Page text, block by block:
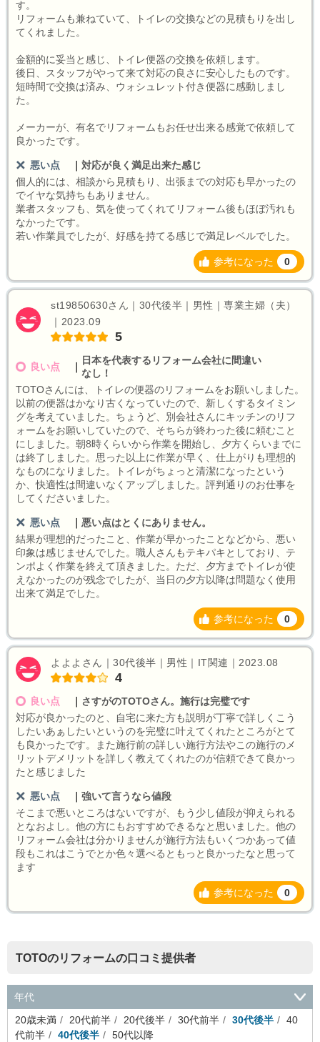
す。
リフォームも兼ねていて、トイレの交換などの見積もりを出し
てくれました。
金額的に妥当と感じ、トイレ便器の交換を依頼します。
後日、スタッフがやって来て対応の良さに安心したものです。
短時間で交換は済み、ウォシュレット付き便器に感動しまし
た。
メーカーが、有名でリフォームもお任せ出来る感覚で依頼して
良かったです。
悪い点
対応が良く満足出来た感じ
個人的には、相談から見積もり、出張までの対応も早かったの
でイヤな気持ちもありません。
業者スタッフも、気を使ってくれてリフォーム後もほぼ汚れも
なかったです。
若い作業員でしたが、好感を持てる感じで満足レベルでした。
参考になった 0
st19850630さん｜30代後半｜男性｜専業主婦（夫）
｜2023.09
5
良い点
日本を代表するリフォーム会社に間違い
なし！
TOTOさんには、トイレの便器のリフォームをお願いしました。
以前の便器はかなり古くなっていたので、新しくするタイミン
グを考えていました。ちょうど、別会社さんにキッチンのリフ
ォームをお願いしていたので、そちらが終わった後に頼むこと
にしました。朝8時くらいから作業を開始し、夕方くらいまでに
は終了しました。思った以上に作業が早く、仕上がりも理想的
なものになりました。トイレがちょっと清潔になったという
か、快適性は間違いなくアップしました。評判通りのお仕事を
してくださいました。
悪い点
悪い点はとくにありません。
結果が理想的だったこと、作業が早かったことなどから、悪い
印象は感じませんでした。職人さんもテキパキとしており、テ
ンポよく作業を終えて頂きました。ただ、夕方までトイレが使
えなかったのが残念でしたが、当日の夕方以降は問題なく使用
出来て満足でした。
参考になった 0
よよよさん｜30代後半｜男性｜IT関連｜2023.08
4
良い点
さすがのTOTOさん。施行は完璧です
対応が良かったのと、自宅に来た方も説明が丁寧で詳しくこう
したいあぁしたいというのを完璧に叶えてくれたところがとて
も良かったです。また施行前の詳しい施行方法やこの施行のメ
リットデメリットを詳しく教えてくれたのが信頼できて良かっ
たと感じました
悪い点
強いて言うなら値段
そこまで悪いところはないですが、もう少し値段が抑えられる
となおよし。他の方にもおすすめできるなと思いました。他の
リフォーム会社は分かりませんが施行方法もいくつかあって値
段もこれはこうでとか色々選べるともっと良かったなと思って
ます
参考になった 0
TOTOのリフォームの口コミ提供者
年代
20歳未満
20代前半 20代後半 30代前半 30代後半
40
代前半
40代後半 50代以降